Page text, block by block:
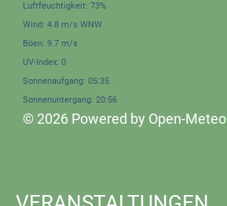
Luftfeuchtigkeit: 73%
Wind: 4.8 m/s WNW
Böen: 9.7 m/s
UV-Index: 0
Sonnenaufgang: 05:35
Sonnenuntergang: 20:56
© 2026 Powered by Open-Meteo